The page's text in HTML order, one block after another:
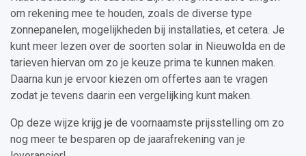
om rekening mee te houden, zoals de diverse type
zonnepanelen, mogelijkheden bij installaties, et cetera. Je
kunt meer lezen over de soorten solar in Nieuwolda en de
tarieven hiervan om zo je keuze prima te kunnen maken.
Daarna kun je ervoor kiezen om offertes aan te vragen
zodat je tevens daarin een vergelijking kunt maken.
Op deze wijze krijg je de voornaamste prijsstelling om zo
nog meer te besparen op de jaarafrekening van je